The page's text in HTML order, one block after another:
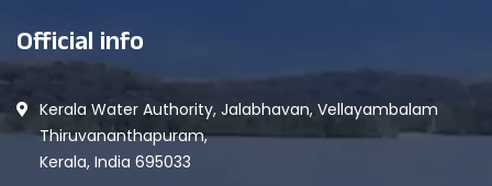
Official info
Kerala Water Authority, Jalabhavan, Vellayambalam
Thiruvananthapuram,
Kerala, India 695033